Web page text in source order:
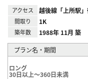
アクセス 越後線「上所駅
間取り 1K
築年数
1988年 11月 築
プラン名・期間
ロング
30日以上～360日未満